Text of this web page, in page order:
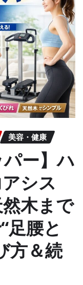
美容・健康
パー】ハ
シス
木まで
足腰と
方＆続